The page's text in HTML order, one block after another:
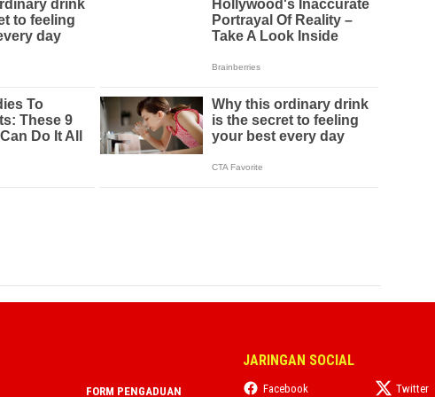
FORM PENGADUAN
JARINGAN SOCIAL
Facebook Twitter